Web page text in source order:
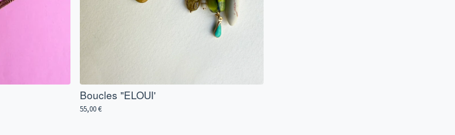
Boucles "ELOUI'
55,00€